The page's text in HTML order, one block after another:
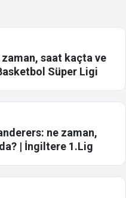
saat kaçta ve
Süper Ligi
ne zaman,
| İngiltere 1.Lig